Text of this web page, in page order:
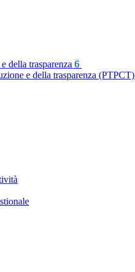
della trasparenza 6
e della trasparenza (PTPCT)